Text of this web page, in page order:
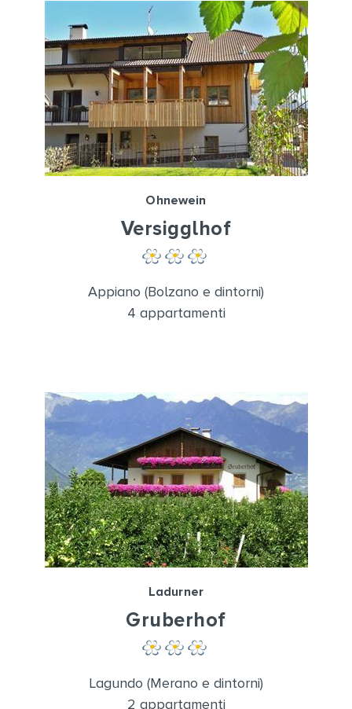
Ohnewein
Versigglhof
Appiano (Bolzano e dintorni)
4 appartamenti
Ladurner
Gruberhof
Lagundo (Merano e dintorni)
2 appartamenti